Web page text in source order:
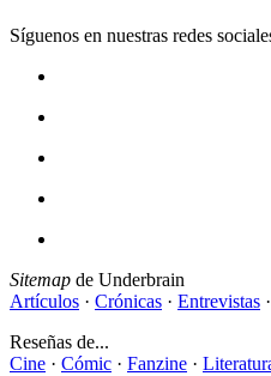
Síguenos en nuestras redes
Sitemap de Underbrain
Artículos · Crónicas · Entrevistas ·
Reseñas de...
Cine · Cómic · Fanzine ·